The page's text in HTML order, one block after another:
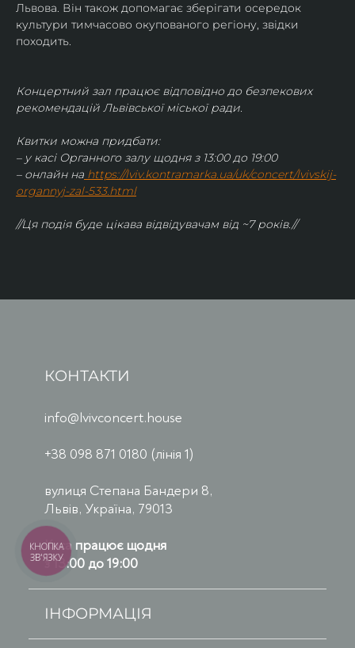
Львова. Він також допомагає зберігати осередок
культури тимчасово окупованого регіону, звідки
походить.
Концертний зал працює відповідно до безпекових
рекомендацій Львівської міської ради.
Квитки можна придбати:
– у касі Органного залу щодня з 13:00 до 19:00
– онлайн на https://lviv.kontramarka.ua/uk/concert/lvivskij-
organnyj-zal-533.html
//Ця подія буде цікава відвідувачам від ~7 років.//
КОНТАКТИ
info@lvivconcert.house
+38 098 871 0180 (лінія 1)
вулиця Степана Бандери 8,
Львів, Україна, 79013
Каса працює щодня
з 13:00 до 19:00
ІНФОРМАЦІЯ
КНОПКА
ЗВ'ЯЗКУ